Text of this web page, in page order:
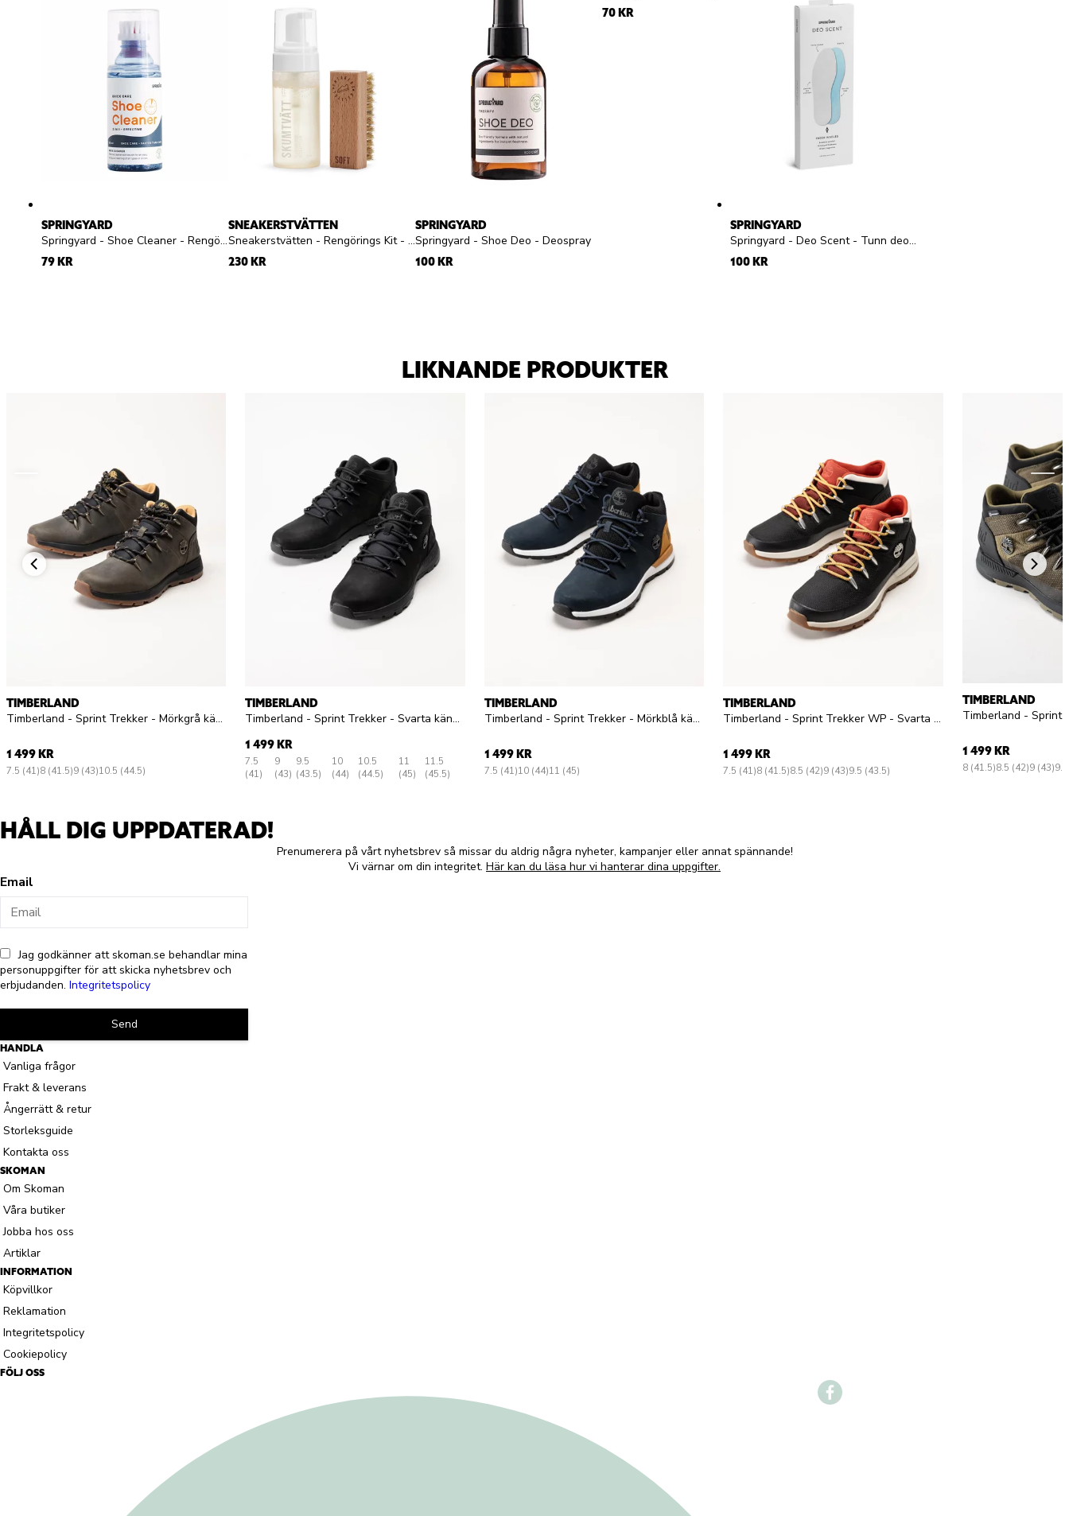
SPRINGYARD
Springyard - Shoe Cleaner - Rengöringsgel
79 KR
SNEAKERSTVÄTTEN
Sneakerstvätten - Rengörings Kit - Rengöringskit skumtvätt och borste
230 KR
SPRINGYARD
Springyard - Shoe Deo - Deospray
100 KR
70 KR
SPRINGYARD
Springyard - Deo Scent - Tunn deosula
100 KR
LIKNANDE PRODUKTER
TIMBERLAND
Timberland - Sprint Trekker - Mörkgrå kängor i oljad nubuck
1 499 KR
7.5 (41)8 (41.5)9 (43)10.5 (44.5)
TIMBERLAND
Timberland - Sprint Trekker - Svarta kängor i oljad nubuck
1 499 KR
7.5
(41)
9
(43)
9.5
(43.5)
10
(44)
10.5
(44.5)
11
(45)
11.5
(45.5)
TIMBERLAND
Timberland - Sprint Trekker - Mörkblå kängor i nubuck
1 499 KR
7.5 (41)10 (44)11 (45)
TIMBERLAND
Timberland - Sprint Trekker WP - Svarta vattentäta kängor
1 499 KR
7.5 (41)8 (41.5)8.5 (42)9 (43)9.5 (43.5)
TIMBERLAND
1 499 KR
8 (41.5)8.5 (42)9 (43)
HÅLL DIG UPPDATERAD!
Prenumerera på vårt nyhetsbrev så missar du aldrig några nyheter, kampanjer eller annat spännande!
Vi värnar om din integritet. Här kan du läsa hur vi hanterar dina uppgifter.
Email
Jag godkänner att skoman.se behandlar mina
personuppgifter för att skicka nyhetsbrev och
erbjudanden. Integritetspolicy
Send
HANDLA
Vanliga frågor
Frakt & leverans
Ångerrätt & retur
Storleksguide
Kontakta oss
SKOMAN
Om Skoman
Våra butiker
Jobba hos oss
Artiklar
INFORMATION
Köpvillkor
Reklamation
Integritetspolicy
Cookiepolicy
FÖLJ OSS